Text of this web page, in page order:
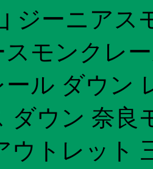
ジーニアス
スモンクレ
ール ダウン
ダウン 奈良
ウトレット